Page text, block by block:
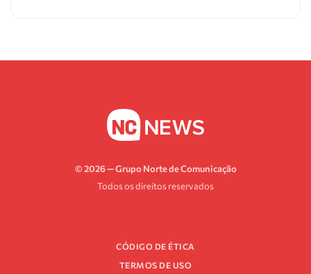
© 2026 — Grupo Norte de Comunicação
Todos os direitos reservados
CÓDIGO DE ÉTICA
TERMOS DE USO